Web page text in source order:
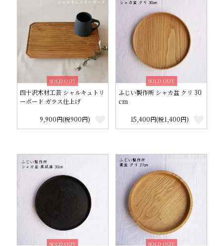
SOLD OUT
四十沢木材工芸 シャルキュトリ
ーボード ガラス仕上げ
9,900円(税900円)
SOLD OUT
ふじい製作所 シャカ盆 クリ 30
cm
15,400円(税1,400円)
SOLD OUT SOLD OUT